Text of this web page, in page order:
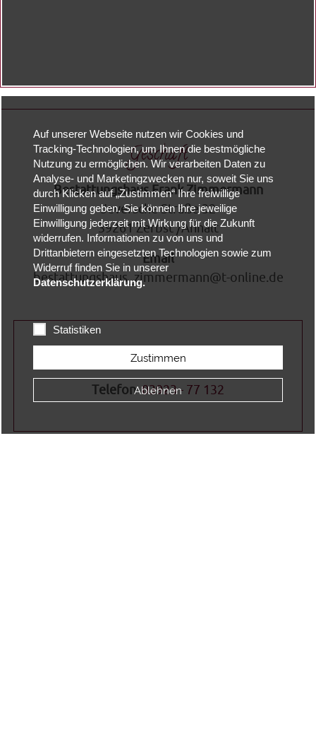
Geschäft
Bestattungshaus Frank Zimmermann
Jeversche Straße 32
39261 Zerbst /Anhalt
Email
bestattungshaus_zimmermann@t-online.de
Bereitschaftsdienst Tag und Nacht
Telefon 03923 - 77 132
Auf unserer Webseite nutzen wir Cookies und
Tracking-Technologien, um Ihnen die bestmögliche
Nutzung zu ermöglichen. Wir verarbeiten Daten zu
Analyse- und Marketingzwecken nur, soweit Sie uns
durch Klicken auf „Zustimmen“ Ihre freiwillige
Einwilligung geben. Sie können Ihre jeweilige
Einwilligung jederzeit mit Wirkung für die Zukunft
widerrufen. Informationen zu von uns und
Drittanbietern eingesetzten Technologien sowie zum
Widerruf finden Sie in unserer
Datenschutzerklärung.
Statistiken
Zustimmen
Ablehnen